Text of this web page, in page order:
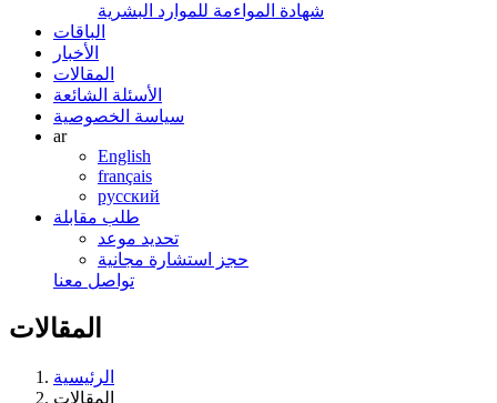
شهادة المواءمة للموارد البشرية
الباقات
الأخبار
المقالات
الأسئلة الشائعة
سياسة الخصوصية
ar
English
français
русский
طلب مقابلة
تحديد موعد
حجز استشارة مجانية
تواصل معنا
المقالات
الرئيسية
المقالات